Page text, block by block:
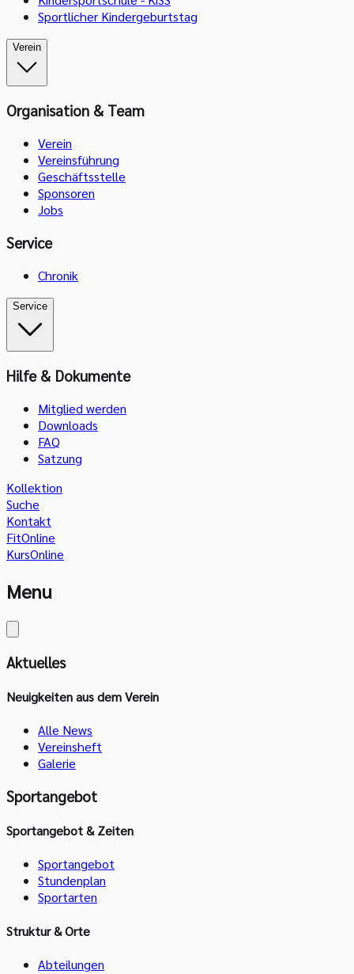
Sportlicher Kindergeburtstag
Verein
Organisation & Team
Verein
Vereinsführung
Geschäftsstelle
Sponsoren
Jobs
Service
Chronik
Service
Hilfe & Dokumente
Mitglied werden
Downloads
FAQ
Satzung
Kollektion
Suche
Kontakt
FitOnline
KursOnline
Menu
Aktuelles
Neuigkeiten aus dem Verein
Alle News
Vereinsheft
Galerie
Sportangebot
Sportangebot & Zeiten
Sportangebot
Stundenplan
Sportarten
Struktur & Orte
Abteilungen